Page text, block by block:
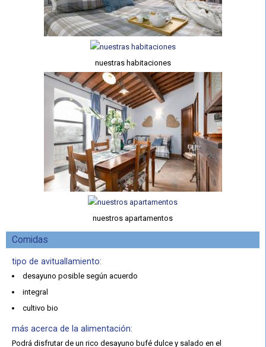
nuestras habitaciones
nuestros apartamentos
Comidas
tipo de avituallamiento:
desayuno posible según acuerdo
integral
cultivo bio
más acerca de la alimentación:
Podrá disfrutar de un rico desayuno bufé dulce y salado en el